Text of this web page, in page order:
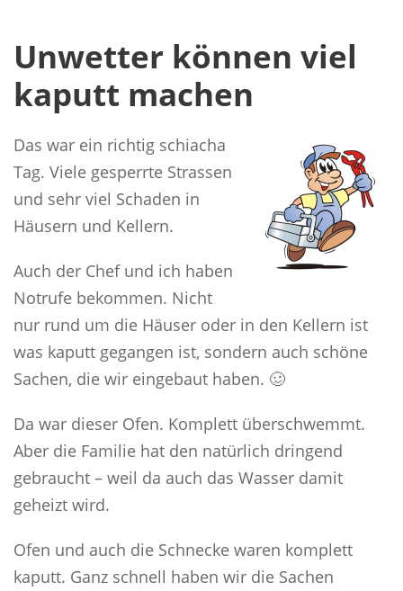
Unwetter können viel
kaputt machen
Das war ein richtig schiacha
Tag. Viele gesperrte Strassen
und sehr viel Schaden in
Häusern und Kellern.
Auch der Chef und ich haben
Notrufe bekommen. Nicht
nur rund um die Häuser oder in den Kellern ist
was kaputt gegangen ist, sondern auch schöne
Sachen, die wir eingebaut haben. 🥴
Da war dieser Ofen. Komplett überschwemmt.
Aber die Familie hat den natürlich dringend
gebraucht – weil da auch das Wasser damit
geheizt wird.
Ofen und auch die Schnecke waren komplett
kaputt. Ganz schnell haben wir die Sachen